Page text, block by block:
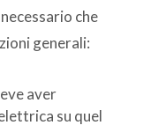
che
generali:
aver
su quel